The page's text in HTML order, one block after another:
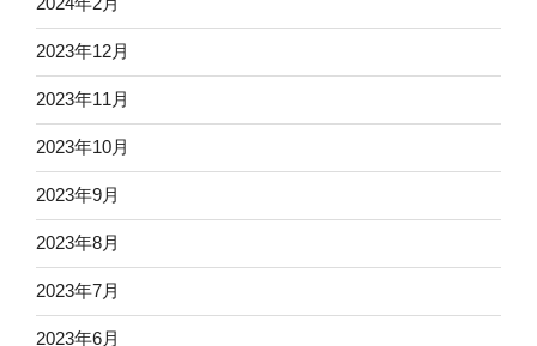
2023年12月
2023年11月
2023年10月
2023年9月
2023年8月
2023年7月
2023年6月